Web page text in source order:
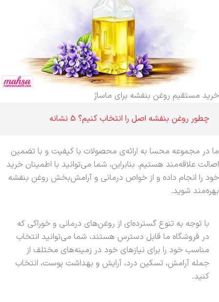
خرید مستقیم روغن بنفشه برای ماساژ
چطور روغن بنفشه اصل را انتخاب کنیم؟ 5 نشانه
ما در مجموعه محسا به ارائه‌ی محصولات با کیفیت و با تضمین
اصالت علاقه‌مند هستیم. بنابراین، شما می‌توانید با اطمینان خرید
خود را انجام داده و از خواص درمانی و آرامش‌بخش روغن بنفشه
بهره‌مند شوید.
با توجه به تنوع گسترده‌ای از روغن‌های درمانی و خوراکی که
در فروشگاه ما قابل دسترس هستند، شما می‌توانید انتخاب
مناسب خود را برای نیازهای خود در زمینه‌های مختلف از
جمله آرامش، تسکین درد، آرایش و بهداشت پوست، انتخاب
کنید.